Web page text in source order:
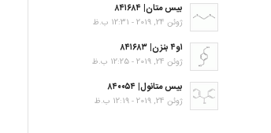
بیس متان| ۸۴۱۶۸۴
ژوئن 24, 2019 - 12:31 ب.ظ
۱و۴ بنزن| ۸۴۱۶۸۳
ژوئن 24, 2019 - 12:25 ب.ظ
بیس متانول| ۸۴۰۰۵۴
ژوئن 24, 2019 - 12:19 ب.ظ